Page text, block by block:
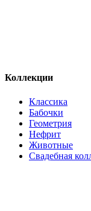
Коллекции
Классика
Бабочки
Геометрия
Нефрит
Животные
Свадебная